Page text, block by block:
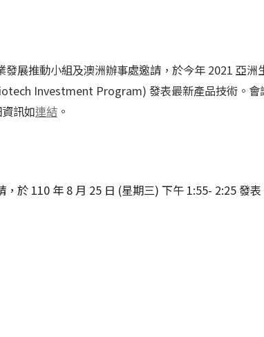
發展推動小組及澳洲辦事處邀請，於今年 2021 亞洲
Investment Program) 發表最新產品技術。會
訊如連結 。
於 110 年 8 月 25 日 (星期三) 下午 1:55- 2:25 發